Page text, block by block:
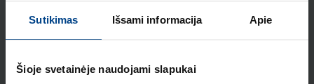
Sutikimas Išsami informacija Apie
Šioje svetainėje naudojami slapukai
Susiję produktai
Automatinis jungiklis MCCB h3+